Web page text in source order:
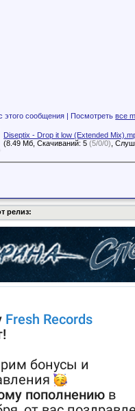
Файлы с этого сообщения | Посмотретьвсе
Diseptix - Drop it low (Extended
(8.49 Мб, Скачиваний: 5(5/0/0)
релиз: